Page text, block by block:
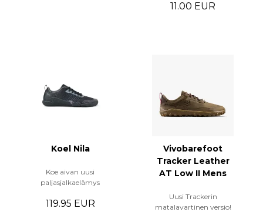
11.00 EUR
Koel Nila
Koe aivan uusi
paljasjalkaelämys
119.95 EUR
Vivobarefoot
Tracker Leather
AT Low II Mens
Uusi Trackerin
matalavartinen versio!